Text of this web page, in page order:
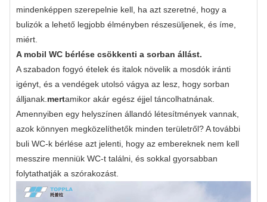
mindenképpen szerepelnie kell, ha azt szeretné, hogy a
bulizók a lehető legjobb élményben részesüljenek, és íme,
miért.
A mobil WC bérlése csökkenti a sorban állást.
A szabadon fogyó ételek és italok növelik a mosdók iránti
igényt, és a vendégek utolsó vágya az lesz, hogy sorban
álljanak. mertamikor akár egész éjjel táncolhatnának.
Amennyiben egy helyszínen állandó létesítmények vannak,
azok könnyen megközelíthetők minden területről? A további
buli WC-k bérlése azt jelenti, hogy az embereknek nem kell
messzire menniük WC-t találni, és sokkal gyorsabban
folytathatják a szórakozást.